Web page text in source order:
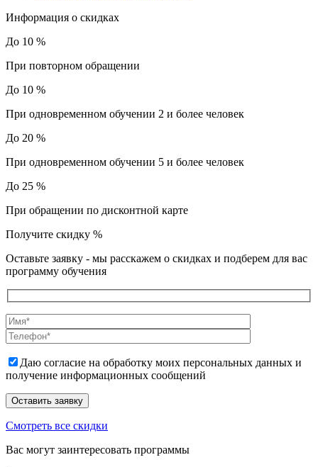
Информация о скидках
До 10 %
При повторном обращении
До 10 %
При одновременном обучении 2 и более человек
До 20 %
При одновременном обучении 5 и более человек
До 25 %
При обращении по дисконтной карте
Получите скидку %
Оставьте заявку - мы расскажем о скидках и подберем для вас
программу обучения
Даю согласие на обработку моих персональных данных и
получение информационных сообщений
Смотреть все скидки
Вас могут заинтересовать программы